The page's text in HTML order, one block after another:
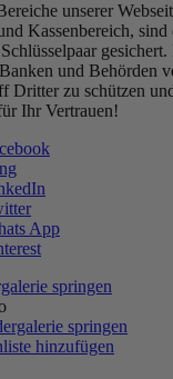
unserer
Kassenbereich,
und Behörden
Dritter zu schützen
Ihr Vertrauen!
springen
springen
hinzufügen